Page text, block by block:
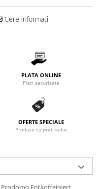
Cere informatii
PLATA ONLINE
Plati securizate
OFERTE SPECIALE
Produse cu pret redus
Prodomo Entkoffeiniert